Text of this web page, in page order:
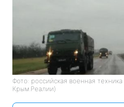
Фото: российская военная
Крым.Реалии)